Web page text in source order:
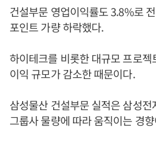
건설부문 영업이익률도 3.8%로
포인트 가량 하락했다.
하이테크를 비롯한 대규모 프로
이익 규모가 감소한 때문이다.
삼성물산 건설부문 실적은 삼성
그룹사 물량에 따라 움직이는 경